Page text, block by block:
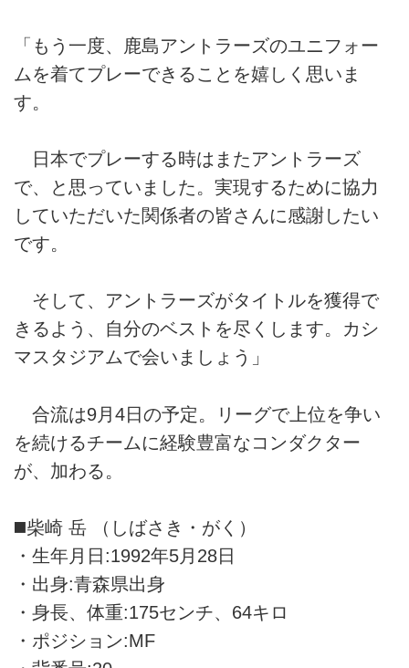
「もう一度、鹿島アントラーズのユニフォー
ムを着てプレーできることを嬉しく思いま
す。
日本でプレーする時はまたアントラーズ
で、と思っていました。実現するために協力
していただいた関係者の皆さんに感謝したい
です。
そして、アントラーズがタイトルを獲得で
きるよう、自分のベストを尽くします。カシ
マスタジアムで会いましょう」
合流は9月4日の予定。リーグで上位を争い
を続けるチームに経験豊富なコンダクター
が、加わる。
◼️柴崎 岳 （しばさき・がく）
・生年月日:1992年5月28日
・出身:青森県出身
・身長、体重:175センチ、64キロ
・ポジション:MF